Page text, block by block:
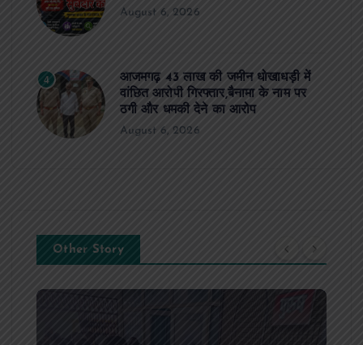
August 6, 2026
4
आजमगढ़ 43 लाख की जमीन धोखाधड़ी में
वांछित आरोपी गिरफ्तार,बैनामा के नाम पर
ठगी और धमकी देने का आरोप
August 6, 2026
Other Story